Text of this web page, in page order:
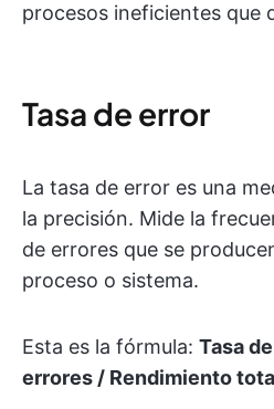
procesos ineficientes que
Tasa de error
La tasa de error es una
la precisión. Mide la
de errores que se
proceso o sistema.
Esta es la fórmula: Tasa
errores / Rendimiento